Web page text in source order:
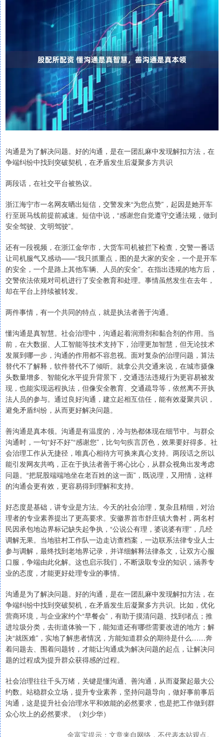
沟通是为了解决问题。好的沟通，是在一团乱麻中发现解扣方法，在
争端纠纷中找到突破契机，在矛盾发生后凝聚多方共识
两段话，在社交平台被热议。
浙江海宁市一名网友晒出短信，交警发来“为您点赞”，起因是她开车
行至斑马线前提前减速。短信中说，“感谢您自觉遵守交通法规，做到
安全驾驶、文明驾驶”。
还有一段视频，在浙江金华市，大货车司机被拦下检查，交警一番话
让司机服气又感动——“我只抓重点，图的是大家的安全，一个是开车
的安全，一个是路上其他车辆、人员的安全”。在指出违规的地方后，
交警依法依规对司机进行了安全教育和处理。事情虽然发生在去年，
却在平台上持续被转发。
两件事情，有一个共同的特点，就是执法者善于沟通。
懂沟通是真智慧。社会治理中，沟通起着润滑剂和黏合剂的作用。当
前，在大数据、人工智能等技术支持下，治理更加智慧，但无论技术
发展到哪一步，沟通的作用都不容忽视。面对复杂的治理问题，算法
替代不了解释，软件替代不了倾听。就拿公共交通来说，在城市摄像
头数量增多、智能化水平提升背景下，交通违法违规行为更容易被发
现，也能实现远程执法，但像安全教育、交通疏导等，依然离不开执
法人员的参与。通过良好沟通，建立起相互信任，能有效凝聚共识，
避免矛盾纠纷，从而更好解决问题。
善沟通是真本领。沟通是有温度的，冷与热都体现在细节中。与群众
沟通时，一句“好不好”“感谢您”，比句句疾言厉色，效果要好得多。社
会治理工作从无捷径，唯真心相待方可换来真心支持。两段话之所以
能引发网友共鸣，正在于执法者善于将心比心，从群众视角出发考虑
问题。“把屁股端端地坐在老百姓的这一面”，既说理，又用情，这样
的沟通会更有效，更容易得到理解和支持。
好态度是基础，讲专业是方法。今天的社会治理，复杂且精细，对治
理者的专业素养提出了更高要求。安徽界首市舒庄镇大鲁村，两名村
民因承包地边界标记缺失起争执，“公说公有理，婆说婆有理”，几经
调解无果。当地驻村工作队一边走访查档案，一边联系法律专业人士
参与调解，最终找到老地界记录，并详细解释法律条文，让双方心服
口服，争端由此化解。这也启示我们，不断汲取专业的知识，涵养专
业的态度，才能更好处理专业的事情。
沟通是为了解决问题。好的沟通，是在一团乱麻中发现解扣方法，在
争端纠纷中找到突破契机，在矛盾发生后凝聚多方共识。比如，优化
营商环境，与企业家约个“早餐会”，有助于摸清问题、找到堵点；推
进垃圾分类，去街道体验一下，能知道还有哪些需要改进的地方；解
决“就医难”，实地了解患者情况，方能知道群众的期待是什么……奔
着问题去、围着问题转，才能让沟通成为解决问题的起点，让解决问
题的过程成为提升群众获得感的过程。
社会治理往往千头万绪，关键是懂沟通、善沟通，从而凝聚起最大公
约数。站稳群众立场，提升专业素养，坚持问题导向，做好事前事后
沟通，这是提升社会治理水平和效能的必然要求，也是把工作做到群
众心坎上的必然要求。（刘少华）
金富宝提示：文章来自网络，不代表本站观点。